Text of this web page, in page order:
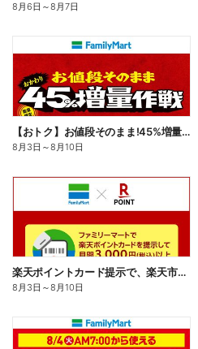
8月6日 ～8月7日
【おトク】お値段そのまま!45%増量作戦!
8月3日 ～8月10日
楽天ポイントカード提示で、楽天市場でのお買い物がおトクに!
8月3日 ～8月10日